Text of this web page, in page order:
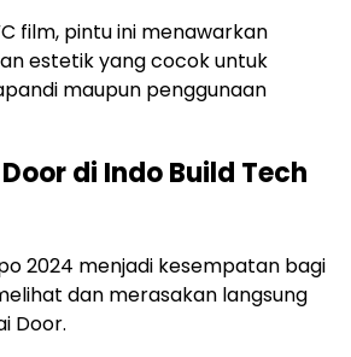
film, pintu ini menawarkan
estetik yang cocok untuk
maupun penggunaan
di Indo Build Tech
2024 menjadi kesempatan bagi
dan merasakan langsung
Door.